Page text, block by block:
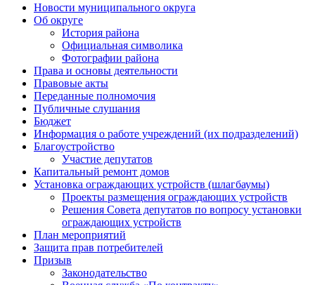
Новости муниципального округа
Об округе
История района
Официальная символика
Фотографии района
Права и основы деятельности
Правовые акты
Переданные полномочия
Публичные слушания
Бюджет
Информация о работе учреждений (их подразделений)
Благоустройство
Участие депутатов
Капитальный ремонт домов
Установка ограждающих устройств (шлагбаумы)
Проекты размещения ограждающих устройств
Решения Совета депутатов по вопросу установки
ограждающих устройств
План мероприятий
Защита прав потребителей
Призыв
Законодательство